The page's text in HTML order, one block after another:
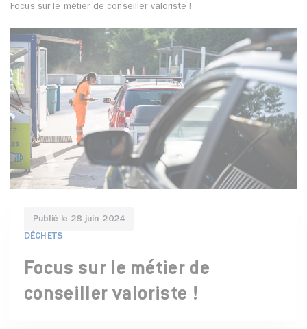
Focus sur le métier de conseiller valoriste !
Focus sur le métier de
conseiller valoriste !
Publié le 28 juin 2024
DÉCHETS